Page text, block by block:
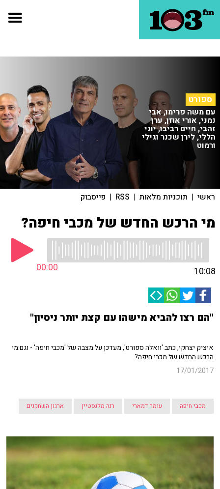
ספורט
עם משה פרימו, אבי
נמני, אורי אוזן, ערן
זהבי, חיים רביבו, יוני
הללי, לירן שכנר וגילי
ורמוט
ראשי | תוכניות מלאות |
RSS
| פייסבוק
מי הרכש החדש של מכבי חיפה?
00:00 10:08
"הם רצו להביא מישהו עם קצת יותר ניסיון"
איציק יצחקי, כתב 'וואלה ספורט', מעדכן על מצבה של 'מכבי חיפה' - וגם:מי
הרכש החדש של מכבי חיפה?
17/01/2017
מכבי חיפה עומר דמארי רנה מלנסטיין ארגון השחקנים